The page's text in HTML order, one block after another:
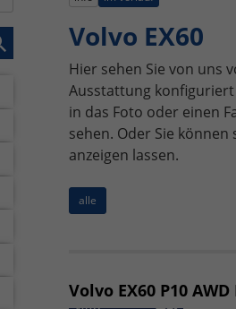
Volvo EX60
Hier sehen Sie von uns
Ausstattung
in das Foto oder einen
sehen. Oder Sie
anzeigen lassen.
alle
Volvo EX60 P10